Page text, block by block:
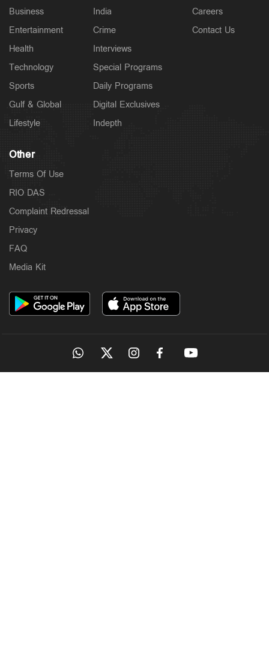
Latest
അര്‍ജുന്‍ ആയങ്കിക്കെതിരെ കൂടുതല്‍ വകുപ്പുകള്‍
3 hours ago
അധിക്ഷേപ പരാമർശത്തിൽ ടി.ജി. മോഹൻദാസ്
അറസ്റ്റില്‍
Business
Entertainment
Health
Technology
Sports
Gulf & Global
Lifestyle
India
Crime
Interviews
Special Programs
Daily Programs
Digital Exclusives
Indepth
Careers
Contact Us
Other
Terms Of Use
RIO DAS
Complaint Redressal
Privacy
FAQ
Media Kit